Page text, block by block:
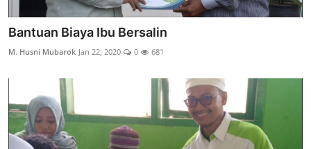
Bantuan Biaya Ibu Bersalin
M. Husni Mubarok Jan 22, 2020 0 681